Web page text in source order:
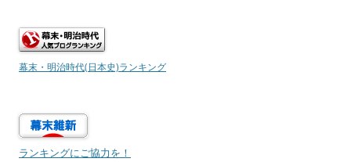
幕末・明治時代(日本史)ランキング
ランキングにご協力を！